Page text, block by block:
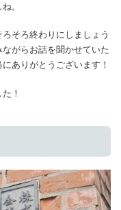
。
そろ終わりにしましょう
がらお話を聞かせていた
ありがとうございます！
！